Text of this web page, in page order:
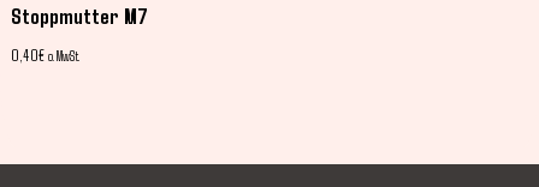
Stoppmutter M7
0,40€ o. MwSt.